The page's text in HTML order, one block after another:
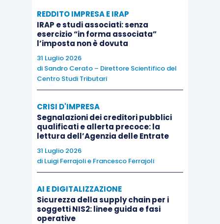
tre periodi d’imposta utilizzabili ad abbattimento
del 100% del reddito imponibile della società
trasformata.
Per approfondire le problematiche relative alle
operazioni straordinarie vi raccomandiamo il
seguente master di specializzazione:
REDDITO IMPRESA E IRAP
IRAP e studi associati: senza
esercizio “in forma associata”
l’imposta non è dovuta
31 Luglio 2026
di Sandro Cerato – Direttore Scientifico del
Centro Studi Tributari
CRISI D'IMPRESA
Segnalazioni dei creditori pubblici
qualificati e allerta precoce: la
lettura dell’Agenzia delle Entrate
31 Luglio 2026
di Luigi Ferrajolie Francesco Ferrajoli
AI E DIGITALIZZAZIONE
Sicurezza della supply chain per i
soggetti NIS2: linee guida e fasi
operative